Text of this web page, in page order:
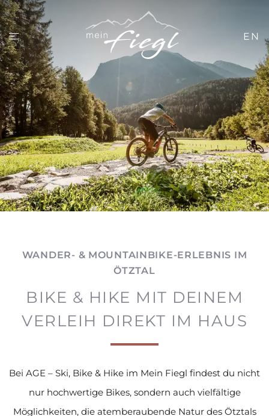
EN
WANDER- & MOUNTAINBIKE-ERLEBNIS IM
ÖTZTAL
BIKE & HIKE MIT DEINEM
VERLEIH DIREKT IM HAUS
Bei AGE – Ski, Bike & Hike im Mein Fiegl findest du nicht
nur hochwertige Bikes, sondern auch vielfältige
Möglichkeiten, die atemberaubende Natur des Ötztals